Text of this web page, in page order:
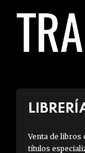
Venta de libros
títulos